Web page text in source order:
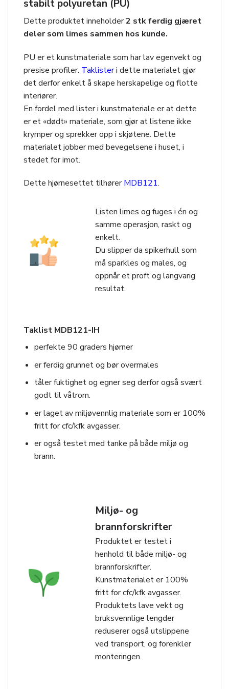
stabilt polyuretan (PU)
Dette produktet inneholder2 stk ferdig gjæret
deler som limes sammen hos kunde.
PU er et kunstmateriale som har lav egenvekt og
presise profiler. Taklisteri dette materialet gjør
det derfor enkelt å skape herskapelige og flotte
interiører.
En fordel med lister i kunstmateriale er at dette
er et «dødt» materiale, som gjør at listene ikke
krymper og sprekker opp i skjøtene. Dette
materialet jobber med bevegelsene i huset, i
stedet for imot.
Dette hjørnesettet tilhørerMDB121.
Listen limes og fuges i én og
samme operasjon, raskt og
enkelt.
Du slipper da spikerhull som
må sparkles og males, og
oppnår et proft og langvarig
resultat.
Taklist MDB121-IH
perfekte 90 graders hjørner
er ferdig grunnet og bør overmales
tåler fuktighet og egner seg derfor også svært
godt til våtrom.
er laget av miljøvennlig materiale som er 100%
fritt for cfc/kfk avgasser.
er også testet med tanke på både miljø og
brann.
Miljø- og
brannforskrifter
Produktet er testet i
henhold til både miljø- og
brannforskrifter.
Kunstmaterialet er 100%
fritt for cfc/kfk avgasser.
Produktets lave vekt og
bruksvennlige lengder
reduserer også utslippene
ved transport, og forenkler
monteringen.